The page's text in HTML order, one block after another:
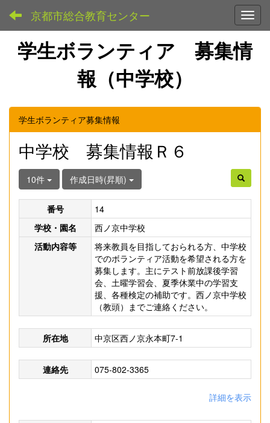
京都市総合教育センター
学生ボランティア 募集情
報（中学校）
学生ボランティア募集情報
中学校 募集情報Ｒ６
10件 作成日時(昇順)
番号
14
学校・園名
西ノ京中学校
活動内容等
将来教員を目指しておられる方、中学校
でのボランティア活動を希望される方を
募集します。主にテスト前放課後学習
会、土曜学習会、夏季休業中の学習支
援、各種検定の補助です。西ノ京中学校
（教頭）までご連絡ください。
所在地 中京区西ノ京永本町7-1
連絡先 075-802-3365
詳細を表示